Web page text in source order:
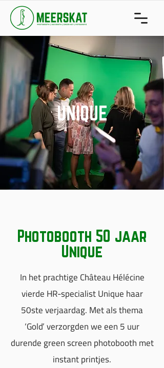
UNIQUE
Photobooth 50 jaar
Unique
In het prachtige Château Hélécine
vierde HR-specialist Unique haar
50ste verjaardag. Met als thema
‘Gold’ verzorgden we een 5 uur
durende green screen photobooth met
instant printjes.